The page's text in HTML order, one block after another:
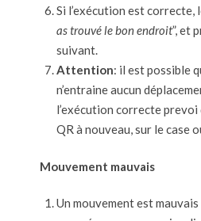
Si l’exécution est correcte,
as trouvé le bon endroit”, et
suivant.
Attention: il est possible
n’entraine aucun
l’exécution correcte prevoi
QR à nouveau, sur le case
Mouvement mauvais
Un mouvement est